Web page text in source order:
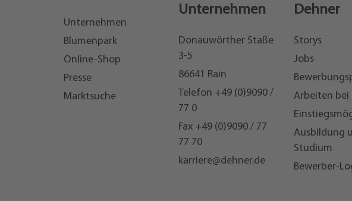
Unternehmen
Blumenpark
Online-Shop
Presse
Marktsuche
Unternehmen
Donauwörther Staße
3-5
86641 Rain
Telefon +49 (0)9090 /
77 0
Fax +49 (0)9090 / 77
77 70
karriere@dehner.de
Dehner
Storys
Jobs
Arbeiten bei
Ausbildung
Studium
Bewerber-